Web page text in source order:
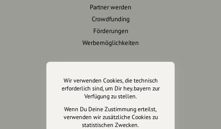
Partner werden
Crowdfunding
Förderungen
Werbemöglichkeiten
Impressum
Datenschutz
AGB
Cookies zurücksetzen
Wir verwenden Cookies, die technisch
erforderlich sind, um Dir hey.bayern zur
Verfügung zu stellen.
Wenn Du Deine Zustimmung erteilst,
verwenden wir zusätzliche Cookies zu
statistischen Zwecken.